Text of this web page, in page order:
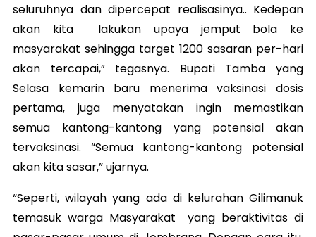
seluruhnya dan dipercepat realisasinya.. Kedepan
akan kita lakukan upaya jemput bola ke
masyarakat sehingga target 1200 sasaran per-hari
akan tercapai,” tegasnya. Bupati Tamba yang
Selasa kemarin baru menerima vaksinasi dosis
pertama, juga menyatakan ingin memastikan
semua kantong-kantong yang potensial akan
tervaksinasi. “Semua kantong-kantong potensial
akan kita sasar,” ujarnya.
“Seperti, wilayah yang ada di kelurahan Gilimanuk
temasuk warga Masyarakat yang beraktivitas di